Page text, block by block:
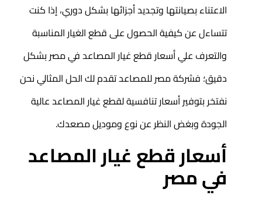
الاعتناء بصيانتها وتجديد أجزائها بشكل دوري، إذا كنت
تتساءل عن كيفية الحصول على قطع الغيار المناسبة
والتعرف علي أسعار قطع غيار المصاعد في مصر بشكل
دقيق؛ فشركة مصر للمصاعدتقدم لك الحل المثالي نحن
نفتخر بتوفير أسعار تنافسية لقطع غيار المصاعد عالية
الجودة وبغض النظر عن نوع وموديل مصعدك.
أسعار قطع غيار المصاعد
في مصر